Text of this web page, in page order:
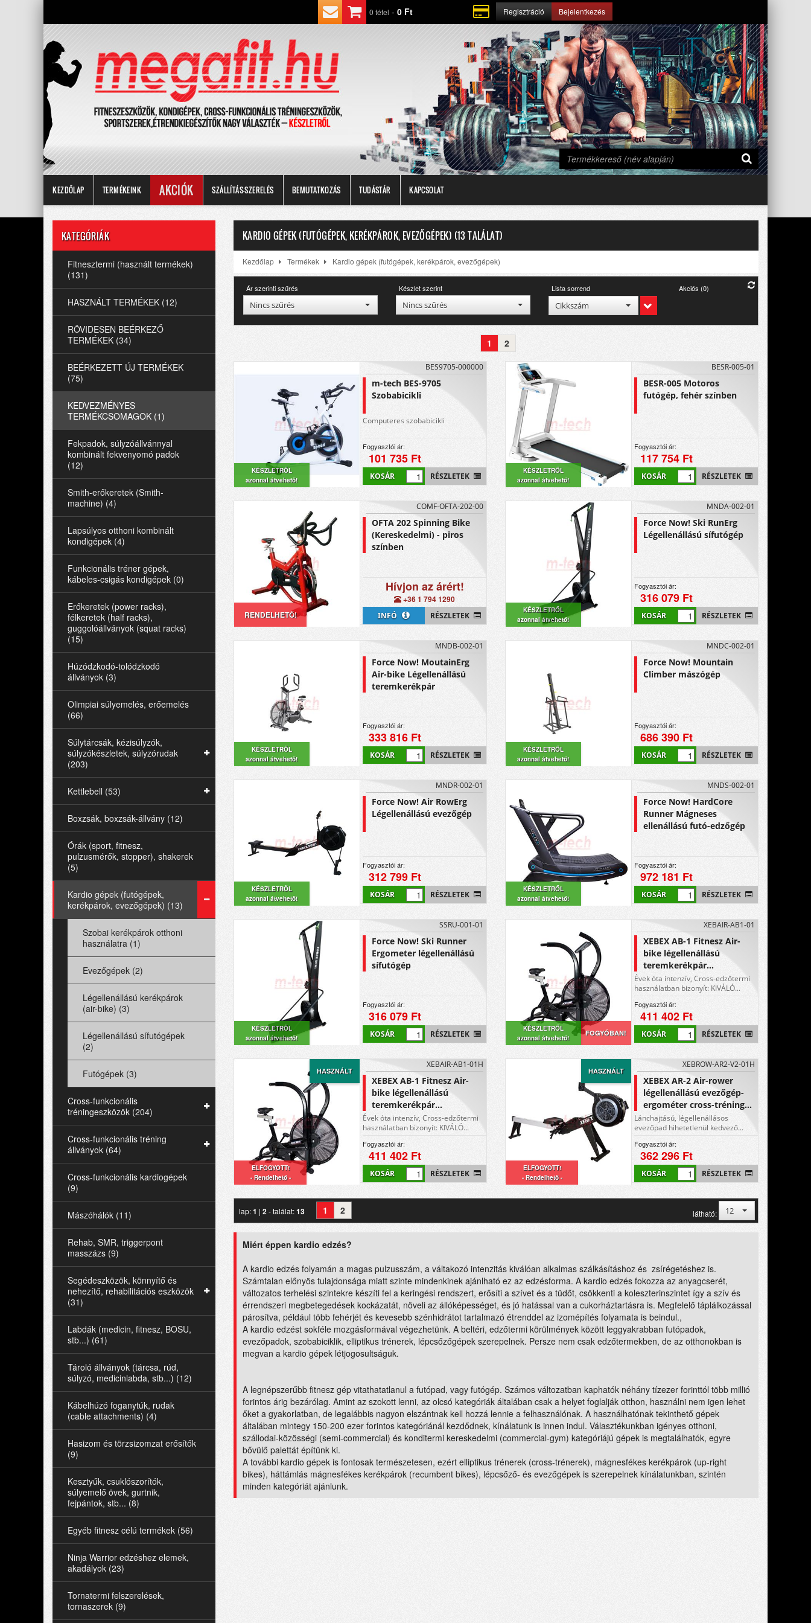
0 tétel - 0 Ft Bejelentkezés
Regisztráció
KEZDŐLAP TERMÉKEINK AKCIÓK SZÁLLÍTÁS-SZERELÉS BEMUTATKOZÁS TUDÁSTÁR KAPCSOLAT
KATEGÓRIÁK
Fitnesztermi (használt termékek)
(131)
HASZNÁLT TERMÉKEK (12)
RÖVIDESEN BEÉRKEZŐ
TERMÉKEK (34)
BEÉRKEZETT ÚJ TERMÉKEK
(75)
KEDVEZMÉNYES
TERMÉKCSOMAGOK (1)
Fekpadok, súlyzóállvánnyal
kombinált fekvenyomó padok
(12)
Smith-erőkeretek (Smith-
machine) (4)
Lapsúlyos otthoni kombinált
kondigépek (4)
Funkcionális tréner gépek,
kábeles-csigás kondigépek (0)
Erőkeretek (power racks),
félkeretek (half racks),
guggolóállványok (squat racks)
(15)
Húzódzkodó-tolódzkodó
állványok (3)
Olimpiai súlyemelés, erőemelés
(66)
Súlytárcsák, kézisúlyzók,
súlyzókészletek, súlyzórudak
(203)
Kettlebell (53)
Boxzsák, boxzsák-állvány (12)
Órák (sport, fitnesz,
pulzusmérők, stopper), shakerek
(5)
Kardio gépek (futógépek,
kerékpárok, evezőgépek) (13)
Szobai kerékpárok otthoni
használatra (1)
Evezőgépek (2)
Légellenállású kerékpárok
(air-bike) (3)
Légellenállású sífutógépek
(2)
Futógépek (3)
Cross-funkcionális
tréningeszközök (204)
Cross-funkcionális tréning
állványok (64)
Cross-funkcionális kardiogépek
(9)
Mászóhálók (11)
Rehab, SMR, triggerpont
masszázs (9)
Segédeszközök, könnyítő és
nehezítő, rehabilitációs eszközök
(31)
Labdák (medicin, fitnesz, BOSU,
stb...) (61)
Tároló állványok (tárcsa, rúd,
súlyzó, medicinlabda, stb...) (12)
Kábelhúzó foganytúk, rudak
(cable attachments) (4)
Hasizom és törzsizomzat erősítők
(9)
Kesztyűk, csuklószorítók,
súlyemelő övek, gurtnik,
fejpántok, stb... (8)
Egyéb fitnesz célú termékek (56)
Ninja Warrior edzéshez elemek,
akadályok (23)
Tornatermi felszerelések,
tornaszerek (9)
KARDIO GÉPEK (FUTÓGÉPEK, KERÉKPÁROK, EVEZŐGÉPEK) (13 TALÁLAT)
Kezdőlap Termékek Kardio gépek (futógépek, kerékpárok, evezőgépek)
Lista sorrend
Cikkszám
Akciós (0)
Ár szerinti szűrés
Nincs szűrés
Készlet szerint
Nincs szűrés
1 2
KÉSZLETRŐL
azonnal átvehető!
BES9705-000000
m-tech BES-9705
Szobabicikli
Computeres szobabicikli
Fogyasztói ár:
101 735 Ft
RÉSZLETEK
KOSÁR
KÉSZLETRŐL
azonnal átvehető!
BESR-005-01
BESR-005 Motoros
futógép, fehér színben
Fogyasztói ár:
117 754 Ft
RÉSZLETEK
KOSÁR
RENDELHETŐ!
COMF-OFTA-202-00
OFTA 202 Spinning Bike
(Kereskedelmi) - piros
színben
Hívjon az árért!
+36 1 794 1290
RÉSZLETEK
INFÓ
KÉSZLETRŐL
azonnal átvehető!
MNDA-002-01
Force Now! Ski RunErg
Légellenállású sífutógép
Fogyasztói ár:
316 079 Ft
RÉSZLETEK
KOSÁR
KÉSZLETRŐL
azonnal átvehető!
MNDB-002-01
Force Now! MoutainErg
Air-bike Légellenállású
teremkerékpár
Fogyasztói ár:
333 816 Ft
RÉSZLETEK
KOSÁR
KÉSZLETRŐL
azonnal átvehető!
MNDC-002-01
Force Now! Mountain
Climber mászógép
Fogyasztói ár:
686 390 Ft
RÉSZLETEK
KOSÁR
KÉSZLETRŐL
azonnal átvehető!
MNDR-002-01
Force Now! Air RowErg
Légellenállású evezőgép
Fogyasztói ár:
312 799 Ft
RÉSZLETEK
KOSÁR
KÉSZLETRŐL
azonnal átvehető!
MNDS-002-01
Force Now! HardCore
Runner Mágneses
ellenállású futó-edzőgép
Fogyasztói ár:
972 181 Ft
RÉSZLETEK
KOSÁR
KÉSZLETRŐL
azonnal átvehető!
SSRU-001-01
Force Now! Ski Runner
Ergometer légellenállású
sífutógép
Fogyasztói ár:
316 079 Ft
RÉSZLETEK
KOSÁR FOGYÓBAN!
KÉSZLETRŐL
azonnal átvehető!
XEBAIR-AB1-01
XEBEX AB-1 Fitnesz Air-
bike légellenállású
teremkerékpár...
Évek óta intenzív, Cross-edzőtermi
használatban bizonyít: KIVÁLÓ...
Fogyasztói ár:
411 402 Ft
RÉSZLETEK
KOSÁR
ELFOGYOTT!
- Rendelhető -
HASZNÁLT
XEBAIR-AB1-01H
XEBEX AB-1 Fitnesz Air-
bike légellenállású
teremkerékpár...
Évek óta intenzív, Cross-edzőtermi
használatban bizonyít: KIVÁLÓ...
Fogyasztói ár:
411 402 Ft
RÉSZLETEK
KOSÁR
ELFOGYOTT!
- Rendelhető -
HASZNÁLT
XEBROW-AR2-V2-01H
XEBEX AR-2 Air-rower
légellenállású evezőgép-
ergométer cross-tréning...
Lánchajtású, légellenállásos
evezőpad hihetetlenül kedvező...
Fogyasztói ár:
362 296 Ft
RÉSZLETEK
KOSÁR
lap:1 | 2- találat:13 1 2 látható: 12
Miért éppen kardio edzés?
A kardio edzés folyamán a magas pulzusszám, a váltakozó intenzitás kiválóan alkalmas szálkásításhoz és zsírégetéshez is.
Számtalan előnyös tulajdonsága miatt szinte mindenkinek ajánlható ez az edzésforma. A kardio edzés fokozza az anyagcserét,
változatos terhelési szintekre készíti fel a keringési rendszert, erősíti a szívet és a tüdőt, csökkenti a koleszterinszintet így a szív és
érrendszeri megbetegedések kockázatát, növeli az állóképességet, és jó hatással van a cukorháztartásra is. Megfelelő táplálkozással
párosítva, például több fehérjét és kevesebb szénhidrátot tartalmazó étrenddel az izomépítés folyamata is beindul.,
A kardio edzést sokféle mozgásformával végezhetünk. A beltéri, edzőtermi körülmények között leggyakrabban futópadok,
evezőpadok, szobabiciklik, elliptikus trénerek, lépcsőzőgépek szerepelnek. Persze nem csak edzőtermekben, de az otthonokban is
megvan a kardio gépek létjogosultságuk.
A legnépszerűbb fitnesz gép vitathatatlanul a futópad, vagy futógép. Számos változatban kaphatók néhány tízezer forinttól több millió
forintos árig bezárólag. Amint az szokott lenni, az olcsó kategóriák általában csak a helyet foglalják otthon, használni nem igen lehet
őket a gyakorlatban, de legalábbis nagyon elszántnak kell hozzá lennie a felhasználónak. A használhatónak tekinthető gépek
általában mintegy 150-200 ezer forintos kategóriánál kezdődnek, kínálatunk is innen indul. Választékunkban igényes otthoni,
szállodai-közösségi (semi-commercial) és konditermi kereskedelmi (commercial-gym) kategóriájú gépek is megtalálhatók, egyre
bővülő palettát építünk ki.
A további kardio gépek is fontosak természetesen, ezért elliptikus trénerek (cross-trénerek), mágnesfékes kerékpárok (up-right
bikes), háttámlás mágnesfékes kerékpárok (recumbent bikes), lépcsőző- és evezőgépek is szerepelnek kínálatunkban, szintén
minden kategóriát ajánlunk.